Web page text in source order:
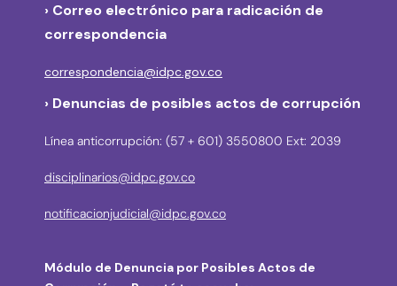
› Correo electrónico para radicación de
correspondencia
correspondencia@idpc.gov.co
› Denuncias de posibles actos de corrupción
Línea anticorrupción: (57 + 601) 3550800 Ext: 2039
disciplinarios@idpc.gov.co
notificacionjudicial@idpc.gov.co
Módulo de Denuncia por Posibles Actos de